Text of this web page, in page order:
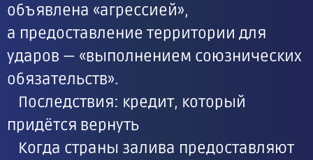
объявлена «агрессией»,
а предоставление территории для
ударов — «выполнением союзнических
обязательств».
Последствия: кредит, который
придётся вернуть
Когда страны залива предоставляют